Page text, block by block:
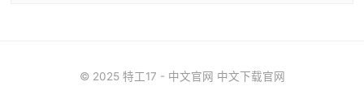
© 2025 特工17 - 中文官网 中文下载官网